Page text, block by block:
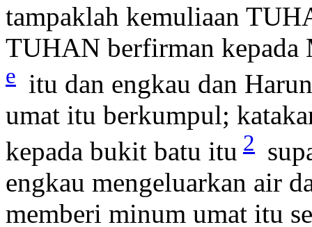
tampaklah kemuliaan
TUHAN berfirman kepada
e itu dan engkau dan
umat itu berkumpul;
kepada bukit batu itu 2
engkau mengeluarkan air
memberi minum umat itu